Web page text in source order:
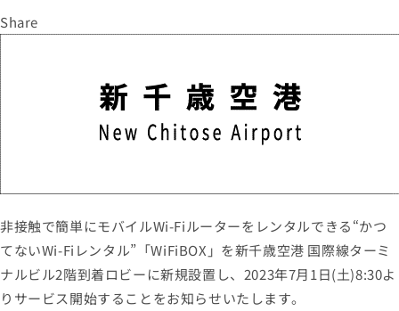
Share
非接触で簡単にモバイルWi-Fiルーターをレンタルできる“かつ
てないWi-Fiレンタル”「WiFiBOX」を新千歳空港 国際線ターミ
ナルビル2階到着ロビーに新規設置し、2023年7月1日(土)8:30よ
りサービス開始することをお知らせいたします。